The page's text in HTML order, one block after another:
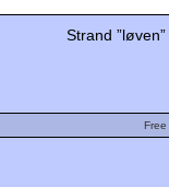
Strand